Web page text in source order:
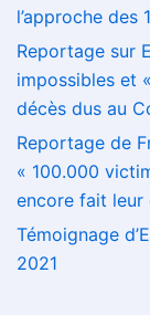
l’approche des
Reportage sur
impossibles et
décès dus au
Reportage de
« 100.000
encore fait leur
Témoignage
2021